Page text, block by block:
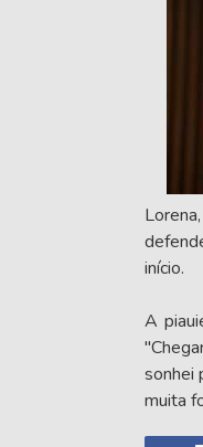
início.
A
sonhei
muita